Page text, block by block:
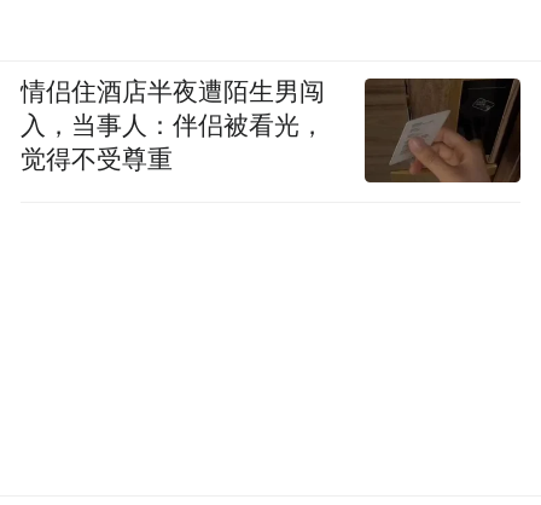
情侣住酒店半夜遭陌生男闯
入，当事人：伴侣被看光，
觉得不受尊重